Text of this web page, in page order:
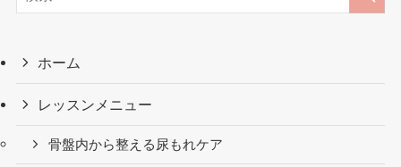
ホーム
レッスンメニュー
骨盤内から整える尿もれケア